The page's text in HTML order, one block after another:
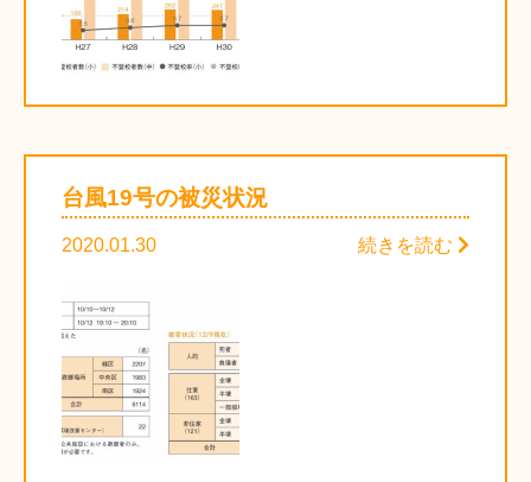
台風19号の被災状況
2020.01.30 続きを読む